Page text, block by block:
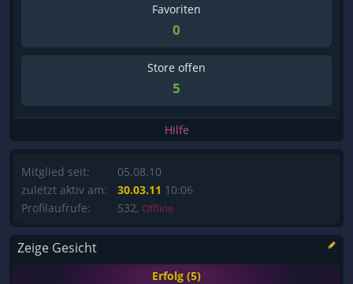
Favoriten
0
Store offen
5
Hilfe
Mitglied seit:
zuletzt aktiv am:
Profilaufrufe:
05.08.10
30.03.11 10:06
532, Offline
Zeige Gesicht
Erfolg (5)